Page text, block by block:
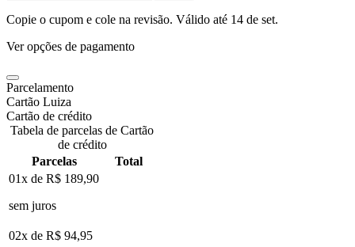
Copie o cupom e cole na revisão. Válido até 14 de set.
Ver opções de pagamento
Parcelamento
Cartão Luiza
Cartão de crédito
Tabela de parcelas de Cartão
de crédito
Parcelas
Total
01x de R$ 189,90
sem juros
02x de R$ 94,95